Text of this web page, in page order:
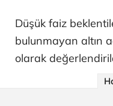
Düşük faiz
bulunmayan altın
olarak